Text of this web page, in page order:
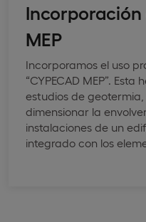
Incorporación
MEP
Incorporamos el uso
“CYPECAD MEP”.
estudios de
dimensionar la
instalaciones de un
integrado con los